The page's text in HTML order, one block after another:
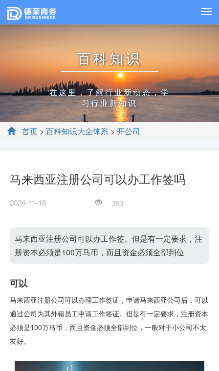
百科知识
在这里，了解行业新动态，学
习行业新知识
首页 > 百科知识大全体系 > 开公司
马来西亚注册公司可以办工作签吗
2024-11-18 393
马来西亚注册公司可以办工作签。但是有一定要求，注
册资本必须是100万马币，而且资金必须全部到位
可以
‌‌马来西亚注册公司可以办理‌工作签证，申请马来西亚公司后，可以
通过公司为其外籍员工申请工作签证。但是有一定要求，注册资本
必须是100万马币，而且资金必须全部到位，一般对于小公司不太
友好。